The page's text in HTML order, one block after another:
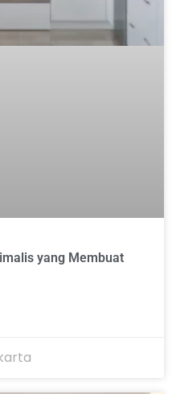
yang Membuat